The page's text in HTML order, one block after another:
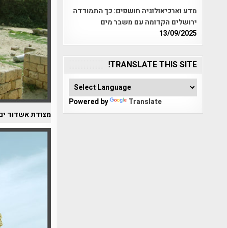
מצודת אשדוד
מדע וארכיאולוגיה חושפים: כך התמודדה
ירושלים הקדומה עם משבר מים
13/09/2025
TRANSLATE THIS SITE!
Powered by Translate